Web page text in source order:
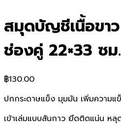
สมุดบัญชีเนื้อขา
ช่องคู่ 22×33 ซ
฿130.00
ปกกระดาษแข็ง มุมมัน เพิ่มความแ
เข้าเล่มแบบสันกาว ยึดติดแน่น ห